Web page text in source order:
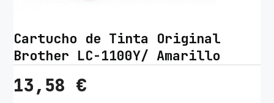
Cartucho de Tinta Original
Brother LC-1100Y/ Amarillo
13,58 €